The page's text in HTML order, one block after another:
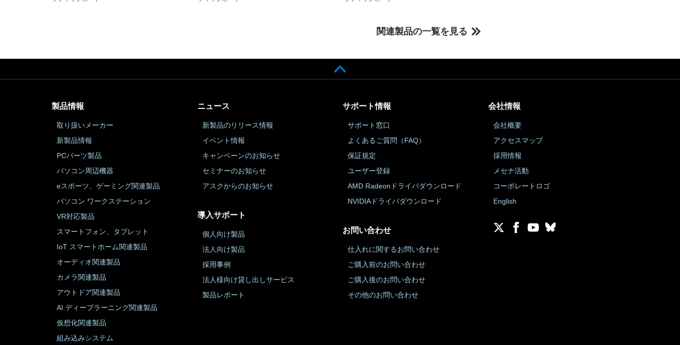
関連製品の一覧を見る
製品情報
取り扱いメーカー
新製品情報
PCパーツ製品
パソコン周辺機器
eスポーツ、ゲーミング関連製品
パソコン ワークステーション
VR対応製品
スマートフォン、タブレット
IoT スマートホーム関連製品
オーディオ関連製品
カメラ関連製品
アウトドア関連製品
AI ディープラーニング関連製品
仮想化関連製品
組み込みシステム
ニュース
新製品のリリース情報
イベント情報
キャンペーンのお知らせ
セミナーのお知らせ
アスクからのお知らせ
導入サポート
個人向け製品
法人向け製品
採用事例
法人様向け貸し出しサービス
製品レポート
サポート情報
サポート窓口
よくあるご質問（FAQ）
保証規定
ユーザー登録
AMD Radeonドライバダウンロード
NVIDIAドライバダウンロード
お問い合わせ
仕入れに関するお問い合わせ
ご購入前のお問い合わせ
ご購入後のお問い合わせ
その他のお問い合わせ
会社情報
会社概要
アクセスマップ
採用情報
メセナ活動
コーポレートロゴ
English